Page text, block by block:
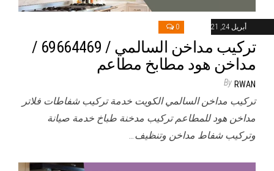
أبريل 24, 2021 0
تركيب مداخن السالمي / 69664469 /
مداخن هود مطابخ مطاعم
By RWAN
تركيب مداخن السالمي الكويت خدمة تركيب شفاطات فلاتر
مداخن هود للمطاعم تركيب مدخنة طباخ خدمة صيانة
وتركيب شفاط مداخن وتنظيف…